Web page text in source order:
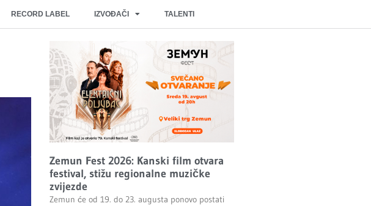
RECORD LABEL IZVOĐAČI TALENTI
Zemun Fest 2026: Kanski film otvara
festival, stižu regionalne muzičke
zvijezde
Zemun će od 19. do 23. augusta ponovo postati